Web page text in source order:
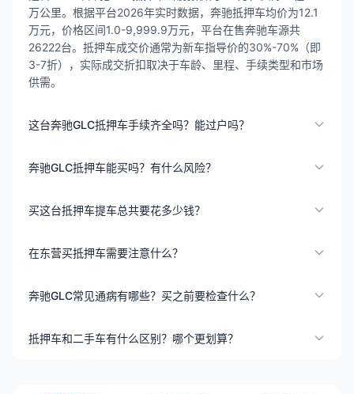
万公里。根据平台2026年实时数据，奔驰抵押车均价为12.1
万元，价格区间1.0-9,999.9万元，平台在售奔驰车源共
26222台。抵押车成交价通常为新车指导价的30%-70%（即
3-7折），实际成交折扣取决于车龄、里程、手续类型和市场
供需。
这台奔驰GLC抵押车手续齐全吗？能过户吗？
奔驰GLC抵押车能买吗？有什么风险？
买这台抵押车提车总共要花多少钱？
在东营买抵押车需要注意什么？
奔驰GLC常见通病有哪些？买之前要检查什么？
抵押车和二手车有什么区别？哪个更划算？